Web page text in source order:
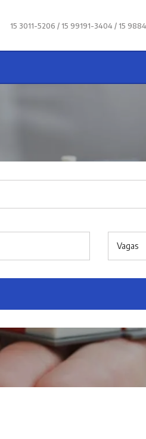
15 3011-5206 / 15 99191-3404 / 15
Vagas